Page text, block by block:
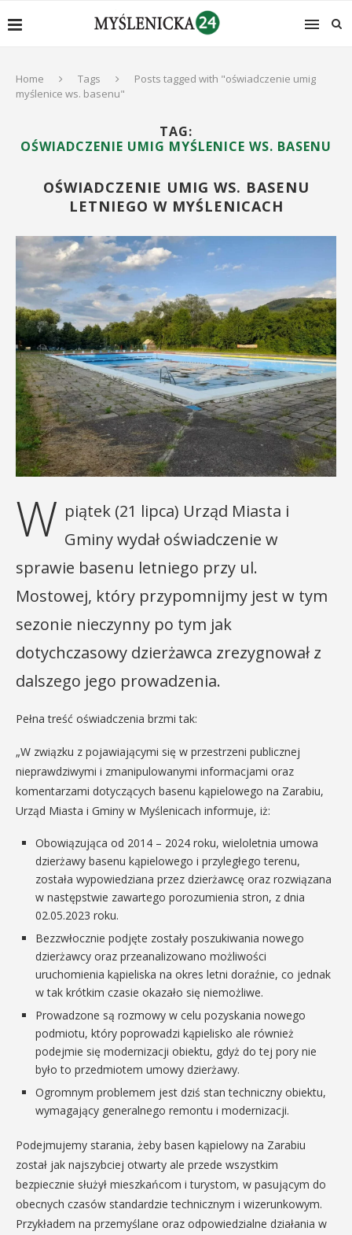
Home Tags
Posts tagged with "oświadczenie umig
myślenice ws. basenu"
TAG:
OŚWIADCZENIE UMIG MYŚLENICE WS. BASENU
OŚWIADCZENIE UMIG WS. BASENU
LETNIEGO W MYŚLENICACH
W piątek (21 lipca) Urząd Miasta i
Gminy wydał oświadczenie w
sprawie basenu letniego przy ul.
Mostowej, który przypomnijmy jest w tym
sezonie nieczynny po tym jak
dotychczasowy dzierżawca zrezygnował z
dalszego jego prowadzenia.
Pełna treść oświadczenia brzmi tak:
„W związku z pojawiającymi się w przestrzeni publicznej
nieprawdziwymi i zmanipulowanymi informacjami oraz
komentarzami dotyczących basenu kąpielowego na Zarabiu,
Urząd Miasta i Gminy w Myślenicach informuje, iż:
Obowiązująca od 2014 – 2024 roku, wieloletnia umowa
dzierżawy basenu kąpielowego i przyległego terenu,
została wypowiedziana przez dzierżawcę oraz rozwiązana
w następstwie zawartego porozumienia stron, z dnia
02.05.2023 roku.
Bezzwłocznie podjęte zostały poszukiwania nowego
dzierżawcy oraz przeanalizowano możliwości
uruchomienia kąpieliska na okres letni doraźnie, co jednak
w tak krótkim czasie okazało się niemożliwe.
Prowadzone są rozmowy w celu pozyskania nowego
podmiotu, który poprowadzi kąpielisko ale również
podejmie się modernizacji obiektu, gdyż do tej pory nie
było to przedmiotem umowy dzierżawy.
Ogromnym problemem jest dziś stan techniczny obiektu,
wymagający generalnego remontu i modernizacji.
Podejmujemy starania, żeby basen kąpielowy na Zarabiu
został jak najszybciej otwarty ale przede wszystkim
bezpiecznie służył mieszkańcom i turystom, w pasującym do
obecnych czasów standardzie technicznym i wizerunkowym.
Przykładem na przemyślane oraz odpowiedzialne działania w